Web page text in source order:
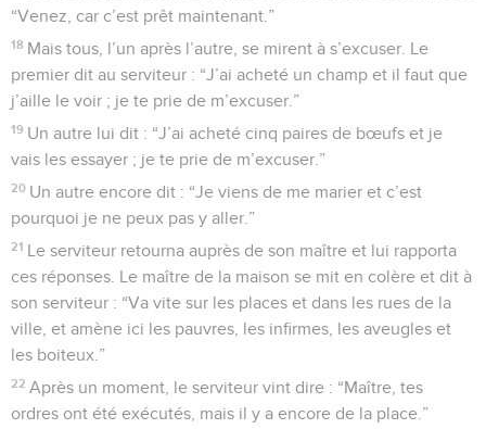
“Venez, car c’est prêt maintenant.”
18 Mais tous, l’un après l’autre, se mirent à s’excuser. Le
premier dit au serviteur : “J’ai acheté un champ et il faut que
j’aille le voir ; je te prie de m’excuser.”
19 Un autre lui dit : “J’ai acheté cinq paires de bœufs et je
vais les essayer ; je te prie de m’excuser.”
20 Un autre encore dit : “Je viens de me marier et c’est
pourquoi je ne peux pas y aller.”
21 Le serviteur retourna auprès de son maître et lui rapporta
ces réponses. Le maître de la maison se mit en colère et dit à
son serviteur : “Va vite sur les places et dans les rues de la
ville, et amène ici les pauvres, les infirmes, les aveugles et
les boiteux.”
22 Après un moment, le serviteur vint dire : “Maître, tes
ordres ont été exécutés, mais il y a encore de la place.”